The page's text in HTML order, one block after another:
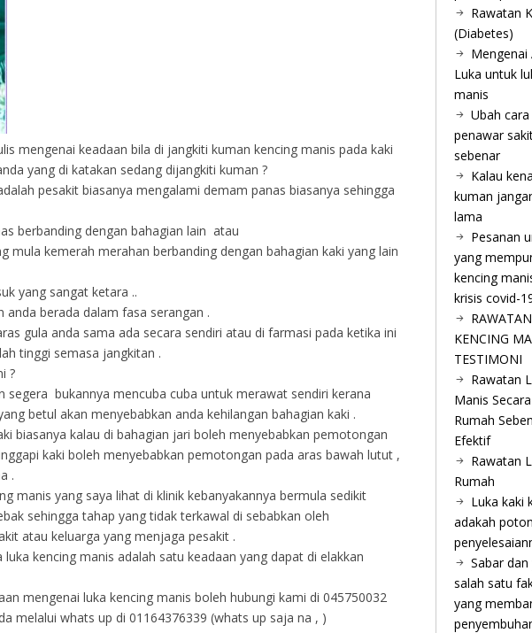
mengenai keadaan bila di jangkiti kuman kencing manis pada kaki
yang di katakan sedang dijangkiti kuman ?
pesakit biasanya mengalami demam panas biasanya sehingga
berbanding dengan bahagian lain atau
mula kemerah merahan berbanding dengan bahagian kaki yang lain
yang sangat ketara ..
anda berada dalam fasa serangan .
gula anda sama ada secara sendiri atau di farmasi pada ketika ini
tinggi semasa jangkitan .
?
segera bukannya mencuba cuba untuk merawat sendiri kerana
betul akan menyebabkan anda kehilangan bahagian kaki .
biasanya kalau di bahagian jari boleh menyebabkan pemotongan
kaki boleh menyebabkan pemotongan pada aras bawah lutut ,
.
manis yang saya lihat di klinik kebanyakannya bermula sedikit
sehingga tahap yang tidak terkawal di sebabkan oleh
atau keluarga yang menjaga pesakit .
kencing manis adalah satu keadaan yang dapat di elakkan
mengenai luka kencing manis boleh hubungi kami di 045750032
melalui whats up di 01164376339 (whats up saja na , )
Rawatan
(Diabetes)
Mengenai
Luka untuk
manis
Ubah
penawar
sebenar
Kalau
kuman
lama
Pesanan
yang
kencing
krisis covid-
KENCING
TESTIMONI
Rawatan
Manis
Rumah
Efektif
Rawatan
Rumah
Luka kaki
adakah
Sabar
salah satu
yang